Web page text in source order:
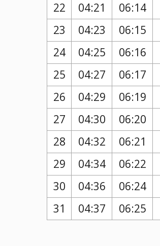
22
04:21 06:14
23
04:23 06:15
24
04:25 06:16
25
04:27 06:17
26
04:29 06:19
27
04:30 06:20
28
04:32 06:21
29
04:34 06:22
30
04:36 06:24
31
04:37 06:25